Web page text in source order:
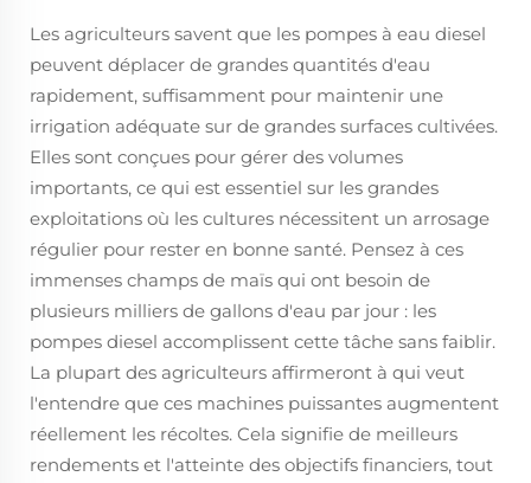
Les agriculteurs savent que les pompes à eau diesel
peuvent déplacer de grandes quantités d'eau
rapidement, suffisamment pour maintenir une
irrigation adéquate sur de grandes surfaces cultivées.
Elles sont conçues pour gérer des volumes
importants, ce qui est essentiel sur les grandes
exploitations où les cultures nécessitent un arrosage
régulier pour rester en bonne santé. Pensez à ces
immenses champs de maïs qui ont besoin de
plusieurs milliers de gallons d'eau par jour : les
pompes diesel accomplissent cette tâche sans faiblir.
La plupart des agriculteurs affirmeront à qui veut
l'entendre que ces machines puissantes augmentent
réellement les récoltes. Cela signifie de meilleurs
rendements et l'atteinte des objectifs financiers, tout